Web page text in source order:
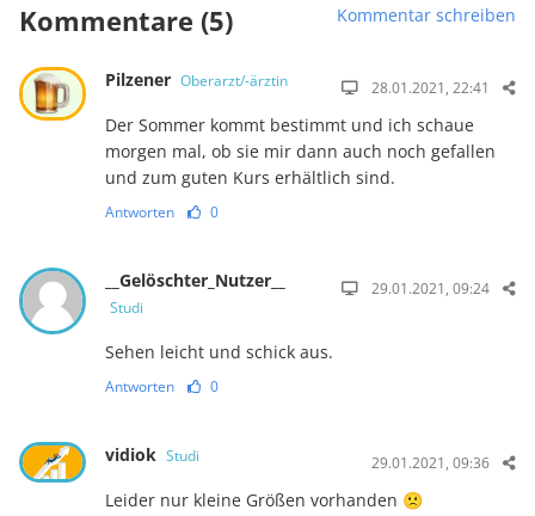
Kommentare (5) Kommentar schreiben
Pilzener Oberarzt/-ärztin 28.01.2021, 22:41
Der Sommer kommt bestimmt und ich schaue
morgen mal, ob sie mir dann auch noch gefallen
und zum guten Kurs erhältlich sind.
Antworten 0
__Gelöschter_Nutzer__
Studi
29.01.2021, 09:24
Sehen leicht und schick aus.
Antworten 0
vidiok Studi 29.01.2021, 09:36
Leider nur kleine Größen vorhanden 🙁